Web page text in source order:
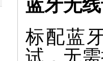
蓝牙无
标配蓝
试，无